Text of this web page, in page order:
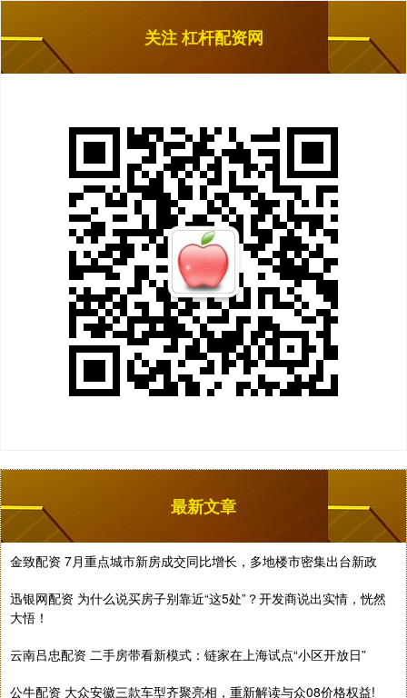
关注 杠杆配资网
最新文章
金致配资 7月重点城市新房成交同比增长，多地楼市密集出台新政
迅银网配资 为什么说买房子别靠近“这5处”？开发商说出实情，恍然
大悟！
云南吕忠配资 二手房带看新模式：链家在上海试点“小区开放日”
公牛配资 大众安徽三款车型齐聚亮相，重新解读与众08价格权益!